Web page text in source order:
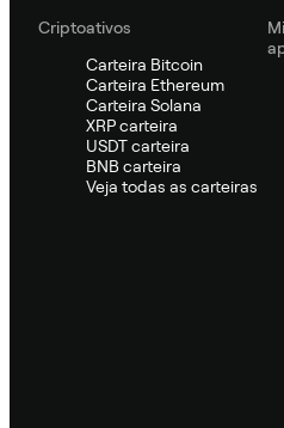
Criptoativos
Carteira Bitcoin
Carteira Ethereum
Carteira Solana
XRP carteira
USDT carteira
BNB carteira
Veja todas as carteiras